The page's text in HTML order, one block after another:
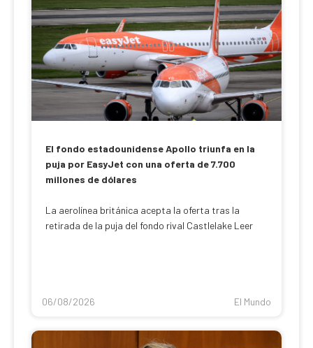
El fondo estadounidense Apollo triunfa en la
puja por EasyJet con una oferta de 7.700
millones de dólares
La aerolínea británica acepta la oferta tras la
retirada de la puja del fondo rival Castlelake Leer
06/08/2026 El Mundo